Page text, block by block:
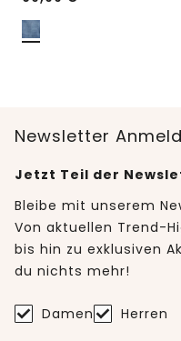
Newsletter
Jetzt Teil der
Bleibe mit unserem
Von aktuellen Trend-
bis hin zu exklusiven
du nichts mehr!
Damen Herren